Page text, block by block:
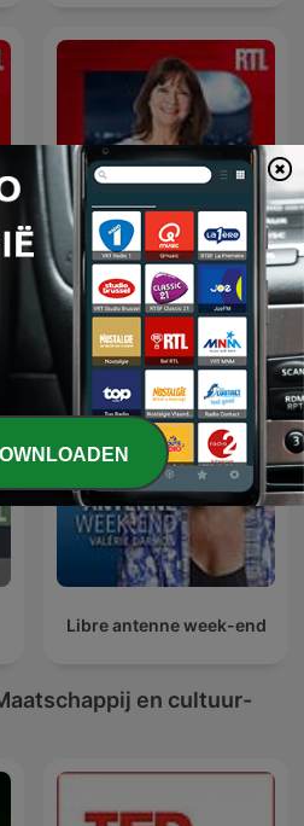
Parlons-nous
Libre antenne week-end
en cultuur-